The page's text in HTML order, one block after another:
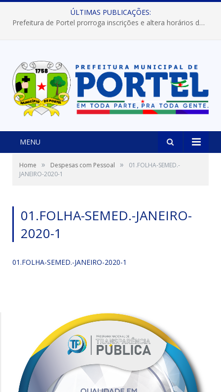
ÚLTIMAS PUBLICAÇÕES:
Prefeitura de Portel prorroga inscrições e altera horários dos concursos “Musa” e “Miss Mix Verão 2026”
MENU
Home » Despesas com Pessoal »
01.FOLHA-SEMED.-
JANEIRO-2020-1
01.FOLHA-SEMED.-JANEIRO-
2020-1
01.FOLHA-SEMED.-JANEIRO-2020-1